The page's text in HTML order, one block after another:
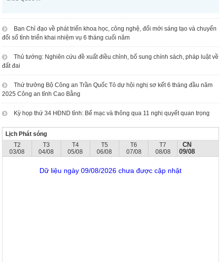
Ban Chỉ đạo về phát triển khoa học, công nghệ, đổi mới sáng tạo và chuyển
đổi số tỉnh triển khai nhiệm vụ 6 tháng cuối năm
Thủ tướng: Nghiên cứu đề xuất điều chỉnh, bổ sung chính sách, pháp luật về
đất đai
Thứ trưởng Bộ Công an Trần Quốc Tỏ dự hội nghị sơ kết 6 tháng đầu năm
2025 Công an tỉnh Cao Bằng
Kỳ họp thứ 34 HĐND tỉnh: Bế mạc và thông qua 11 nghị quyết quan trọng
Lịch Phát sóng
T2
03/08
T3
04/08
T4
05/08
T5
06/08
T6
07/08
T7
08/08
CN
09/08
Dữ liệu ngày 09/08/2026 chưa được cập nhật